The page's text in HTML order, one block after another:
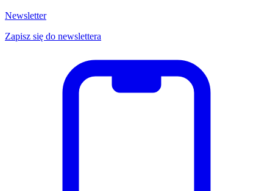
Newsletter
Zapisz się do newslettera